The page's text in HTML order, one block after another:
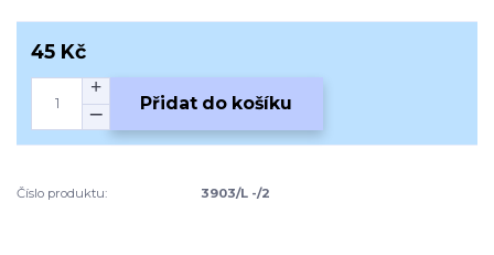
45 Kč
Přidat do košíku
Číslo produktu: 3903/L -/2